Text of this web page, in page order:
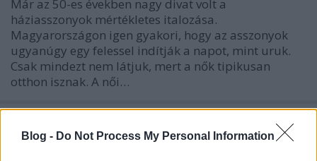
Blog - Do Not Process My Personal Information
Már az 50-es években nagy divat volt a
háziasszonyok mértékletes italozása.
Magyarországon igen gyakori, hogy az asszonyok
ugyanúgy egy felessel indítják a napot, mint uruk.
Csak mindezt nem látjuk, mert a nők tipikusan
otthon isznak. A női…